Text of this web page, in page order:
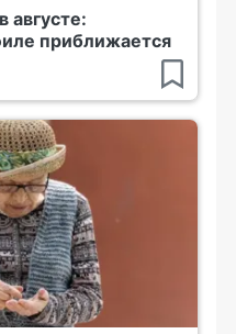
августе:
приближается